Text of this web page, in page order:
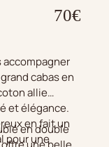
70€
accompagner
cabas en
allie
et élégance.
en fait un
pour une
en double